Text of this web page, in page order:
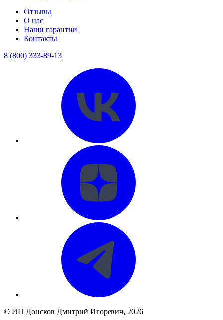
Отзывы
О нас
Наши гарантии
Контакты
8 (800) 333-89-13
© ИП Донсков Дмитрий Игоревич, 2026